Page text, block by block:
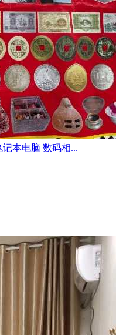
本电脑 数码相...